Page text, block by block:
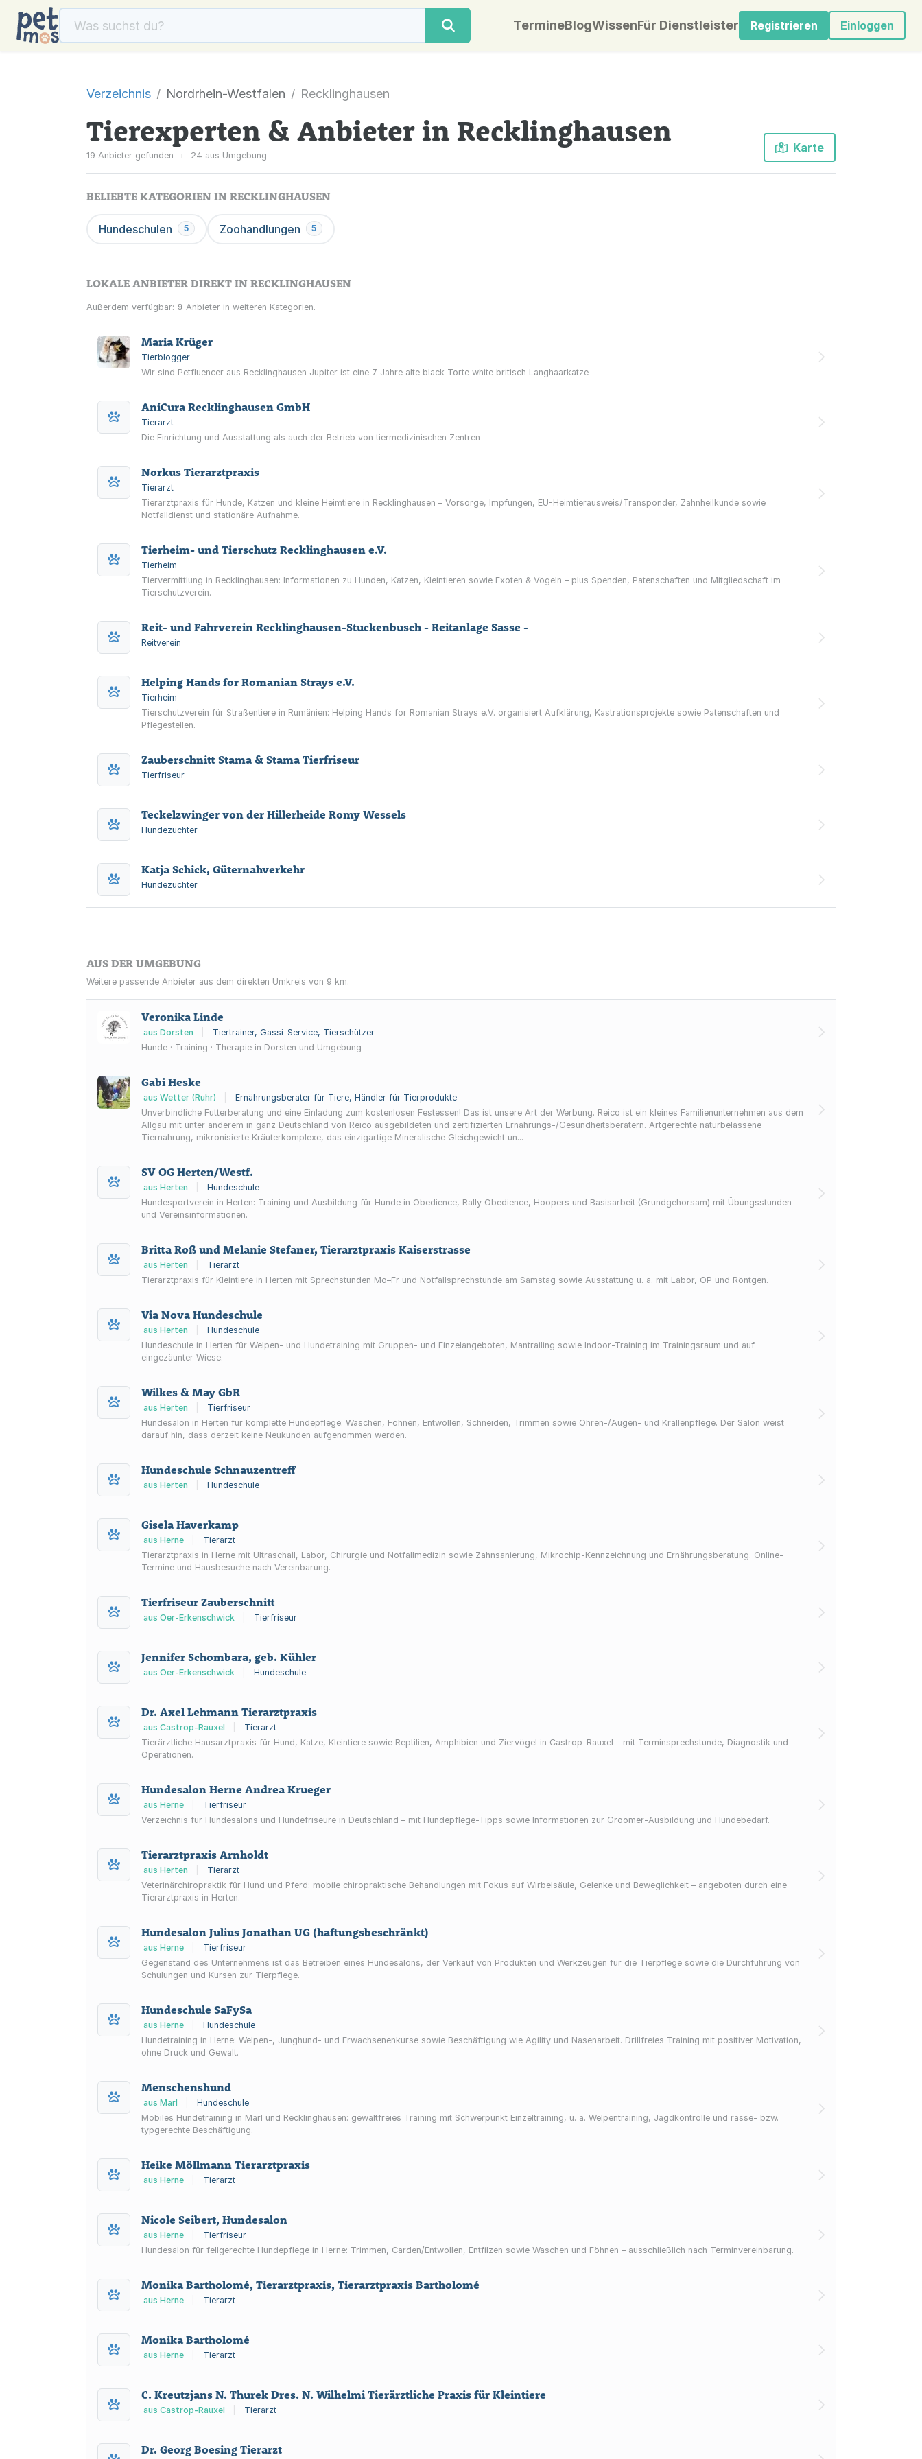
TermineBlogWissenFür Dienstleister Registrieren Einloggen
Verzeichnis Nordrhein-Westfalen Recklinghausen
Tierexperten & Anbieter in Recklinghausen
19 Anbieter gefunden + 24 aus Umgebung
Karte
BELIEBTE KATEGORIEN IN RECKLINGHAUSEN
Hundeschulen 5 Zoohandlungen 5
LOKALE ANBIETER DIREKT IN RECKLINGHAUSEN
Außerdem verfügbar: 9 Anbieter in weiteren Kategorien.
Maria Krüger
Tierblogger
Wir sind Petfluencer aus Recklinghausen Jupiter ist eine 7 Jahre alte black Torte white britisch Langhaarkatze
AniCura Recklinghausen GmbH
Tierarzt
Die Einrichtung und Ausstattung als auch der Betrieb von tiermedizinischen Zentren
Norkus Tierarztpraxis
Tierarzt
Tierarztpraxis für Hunde, Katzen und kleine Heimtiere in Recklinghausen – Vorsorge, Impfungen, EU-Heimtierausweis/Transponder, Zahnheilkunde sowie
Notfalldienst und stationäre Aufnahme.
Tierheim- und Tierschutz Recklinghausen e.V.
Tierheim
Tiervermittlung in Recklinghausen: Informationen zu Hunden, Katzen, Kleintieren sowie Exoten & Vögeln – plus Spenden, Patenschaften und Mitgliedschaft im
Tierschutzverein.
Reit- und Fahrverein Recklinghausen-Stuckenbusch - Reitanlage Sasse -
Reitverein
Helping Hands for Romanian Strays e.V.
Tierheim
Tierschutzverein für Straßentiere in Rumänien: Helping Hands for Romanian Strays e.V. organisiert Aufklärung, Kastrationsprojekte sowie Patenschaften und
Pflegestellen.
Zauberschnitt Stama & Stama Tierfriseur
Tierfriseur
Teckelzwinger von der Hillerheide Romy Wessels
Hundezüchter
Katja Schick, Güternahverkehr
Hundezüchter
AUS DER UMGEBUNG
Weitere passende Anbieter aus dem direkten Umkreis von 9 km.
Veronika Linde
aus Dorsten
Tiertrainer, Gassi-Service, Tierschützer
Hunde · Training · Therapie in Dorsten und Umgebung
Gabi Heske
aus Wetter (Ruhr)
Ernährungsberater für Tiere, Händler für Tierprodukte
Unverbindliche Futterberatung und eine Einladung zum kostenlosen Festessen! Das ist unsere Art der Werbung. Reico ist ein kleines Familienunternehmen aus dem
Allgäu mit unter anderem in ganz Deutschland von Reico ausgebildeten und zertifizierten Ernährungs-/Gesundheitsberatern. Artgerechte naturbelassene
Tiernahrung, mikronisierte Kräuterkomplexe, das einzigartige Mineralische Gleichgewicht un...
SV OG Herten/Westf.
aus Herten
Hundeschule
Hundesportverein in Herten: Training und Ausbildung für Hunde in Obedience, Rally Obedience, Hoopers und Basisarbeit (Grundgehorsam) mit Übungsstunden
und Vereinsinformationen.
Britta Roß und Melanie Stefaner, Tierarztpraxis Kaiserstrasse
aus Herten
Tierarzt
Tierarztpraxis für Kleintiere in Herten mit Sprechstunden Mo–Fr und Notfallsprechstunde am Samstag sowie Ausstattung u. a. mit Labor, OP und Röntgen.
Via Nova Hundeschule
aus Herten
Hundeschule
Hundeschule in Herten für Welpen- und Hundetraining mit Gruppen- und Einzelangeboten, Mantrailing sowie Indoor-Training im Trainingsraum und auf
eingezäunter Wiese.
Wilkes & May GbR
aus Herten
Tierfriseur
Hundesalon in Herten für komplette Hundepflege: Waschen, Föhnen, Entwollen, Schneiden, Trimmen sowie Ohren-/Augen- und Krallenpflege. Der Salon weist
darauf hin, dass derzeit keine Neukunden aufgenommen werden.
Hundeschule Schnauzentreff
aus Herten Hundeschule
Gisela Haverkamp
aus Herne
Tierarzt
Tierarztpraxis in Herne mit Ultraschall, Labor, Chirurgie und Notfallmedizin sowie Zahnsanierung, Mikrochip-Kennzeichnung und Ernährungsberatung. Online-
Termine und Hausbesuche nach Vereinbarung.
Tierfriseur Zauberschnitt
aus Oer-Erkenschwick Tierfriseur
Jennifer Schombara, geb. Kühler
aus Oer-Erkenschwick Hundeschule
Dr. Axel Lehmann Tierarztpraxis
aus Castrop-Rauxel
Tierarzt
Tierärztliche Hausarztpraxis für Hund, Katze, Kleintiere sowie Reptilien, Amphibien und Ziervögel in Castrop-Rauxel – mit Terminsprechstunde, Diagnostik und
Operationen.
Hundesalon Herne Andrea Krueger
aus Herne
Tierfriseur
Verzeichnis für Hundesalons und Hundefriseure in Deutschland – mit Hundepflege-Tipps sowie Informationen zur Groomer-Ausbildung und Hundebedarf.
Tierarztpraxis Arnholdt
aus Herten
Tierarzt
Veterinärchiropraktik für Hund und Pferd: mobile chiropraktische Behandlungen mit Fokus auf Wirbelsäule, Gelenke und Beweglichkeit – angeboten durch eine
Tierarztpraxis in Herten.
Hundesalon Julius Jonathan UG (haftungsbeschränkt)
aus Herne
Tierfriseur
Gegenstand des Unternehmens ist das Betreiben eines Hundesalons, der Verkauf von Produkten und Werkzeugen für die Tierpflege sowie die Durchführung von
Schulungen und Kursen zur Tierpflege.
Hundeschule SaFySa
aus Herne
Hundeschule
Hundetraining in Herne: Welpen-, Junghund- und Erwachsenenkurse sowie Beschäftigung wie Agility und Nasenarbeit. Drillfreies Training mit positiver Motivation,
ohne Druck und Gewalt.
Menschenshund
aus Marl
Hundeschule
Mobiles Hundetraining in Marl und Recklinghausen: gewaltfreies Training mit Schwerpunkt Einzeltraining, u. a. Welpentraining, Jagdkontrolle und rasse- bzw.
typgerechte Beschäftigung.
Heike Möllmann Tierarztpraxis
aus Herne Tierarzt
Nicole Seibert, Hundesalon
aus Herne
Tierfriseur
Hundesalon für fellgerechte Hundepflege in Herne: Trimmen, Carden/Entwollen, Entfilzen sowie Waschen und Föhnen – ausschließlich nach Terminvereinbarung.
Monika Bartholomé, Tierarztpraxis, Tierarztpraxis Bartholomé
aus Herne Tierarzt
Monika Bartholomé
aus Herne Tierarzt
C. Kreutzjans N. Thurek Dres. N. Wilhelmi Tierärztliche Praxis für Kleintiere
aus Castrop-Rauxel Tierarzt
Dr. Georg Boesing Tierarzt